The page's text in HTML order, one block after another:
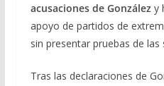
acusaciones de Gonzálezy
apoyo de partidos de
sin presentar pruebas de
Tras las declaraciones de